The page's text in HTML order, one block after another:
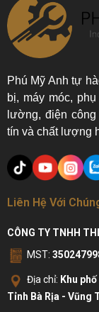
Phú Mỹ Anh tự
bị, máy móc,
lường, điện
tín và chất lượng
Liên Hệ Với
CÔNG TY TNHH
MST:
Địa chỉ: Khu
Tỉnh Bà Rịa - Vũng